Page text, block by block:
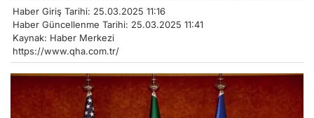
Haber Giriş Tarihi: 25.03.2025 11:16
Haber Güncellenme Tarihi: 25.03.2025 11:41
Kaynak: Haber Merkezi
https://www.qha.com.tr/